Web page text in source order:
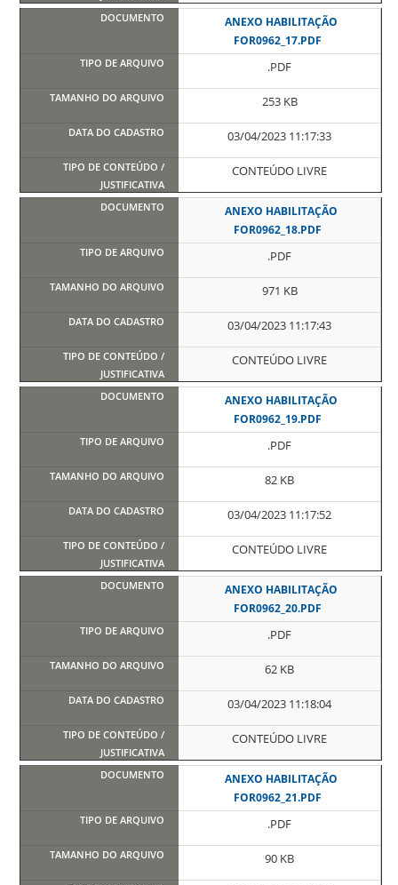
ANEXO HABILITAÇÃO
FOR0962_17.PDF
.PDF
253 KB
03/04/2023 11:17:33
CONTEÚDO LIVRE
ANEXO HABILITAÇÃO
FOR0962_18.PDF
.PDF
971 KB
03/04/2023 11:17:43
CONTEÚDO LIVRE
ANEXO HABILITAÇÃO
FOR0962_19.PDF
.PDF
82 KB
03/04/2023 11:17:52
CONTEÚDO LIVRE
ANEXO HABILITAÇÃO
FOR0962_20.PDF
.PDF
62 KB
03/04/2023 11:18:04
CONTEÚDO LIVRE
ANEXO HABILITAÇÃO
FOR0962_21.PDF
.PDF
90 KB